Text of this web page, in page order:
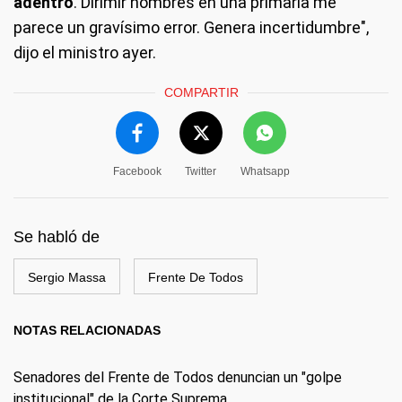
parece un gravísimo error. Genera incertidumbre",
dijo el ministro ayer.
COMPARTIR
Facebook Twitter Whatsapp
Se habló de
Sergio Massa Frente De Todos
NOTAS RELACIONADAS
Senadores del Frente de Todos denuncian un "golpe